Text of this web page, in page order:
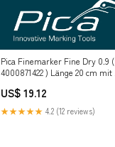
Pica Finemarker Fine Dry 0.9 (
4000871422 ) Länge 20 cm mit 5
US$ 19.12
★★★★★ 4.2 (12 reviews)